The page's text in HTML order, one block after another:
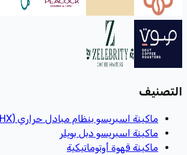
التصنيف
ماكينة اسبريسو بنظام مبادل حراري (HX)
ماكينة اسبريسو دبل بويلر
ماكينة قهوة أوتوماتيكية